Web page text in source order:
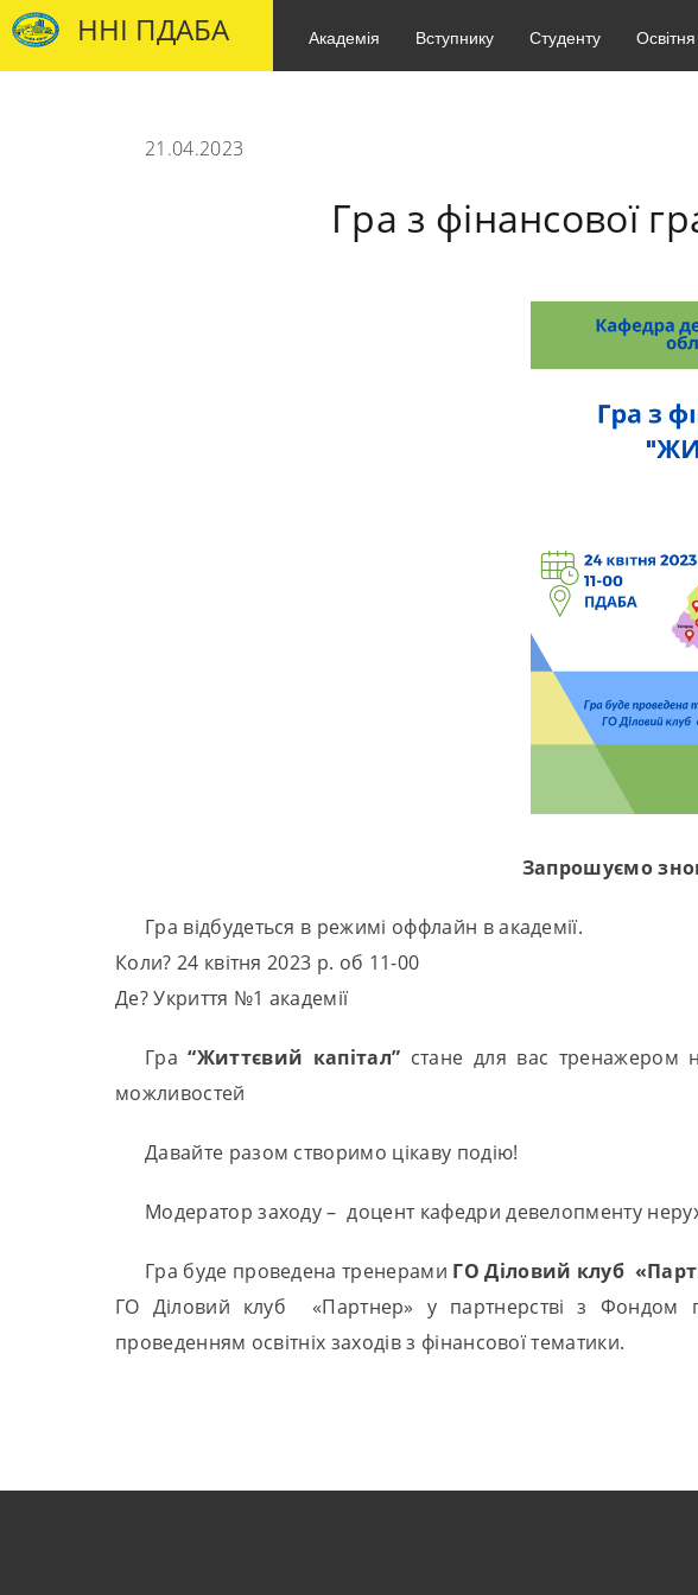
ННІ ПДАБА Академія Вступнику Студенту Освітня
21.04.2023
Гра з фінансової
Запрошуємо
Гра відбудеться в режимі оффлайн в академії.
Коли? 24 квітня 2023 р. об 11-00
Де? Укриття №1 академії
Гра“Життєвий капітал” стане для вас тренажером
можливостей
Давайте разом створимо цікаву подію!
Модератор заходу – доцент кафедри девелопменту
Гра буде проведена тренерами ГО Діловий клуб
ГО Діловий клуб «Партнер» у партнерстві з Фондом
проведенням освітніх заходів з фінансової тематики.